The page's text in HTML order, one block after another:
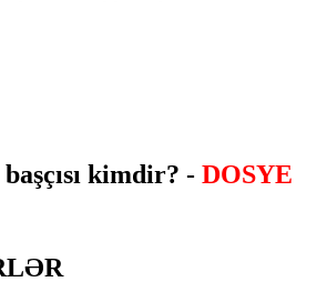
kimdir? - DOSYE